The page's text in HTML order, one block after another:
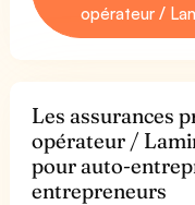
opérateur /
Les assurances
opérateur /
pour auto-
entrepreneurs